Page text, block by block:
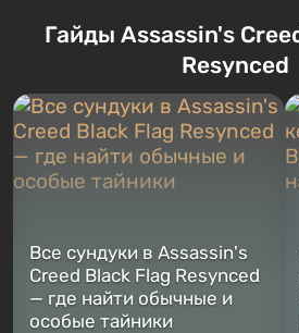
Впервые игра расскажет историю
Тревора и Франклина, между
которыми вы сможете
переключаться в любое время.
Жанр и...
Гайды Assassin's
Resynced
Все сундуки в Assassin's
Creed Black Flag Resynced
— где найти обычные и
особые тайники